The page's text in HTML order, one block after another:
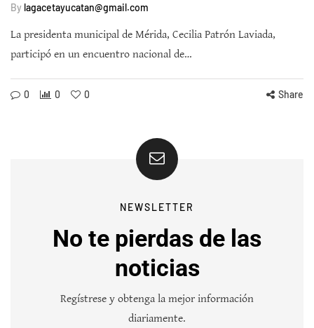
By lagacetayucatan@gmail.com
La presidenta municipal de Mérida, Cecilia Patrón Laviada,
participó en un encuentro nacional de…
0 0 0 Share
NEWSLETTER
No te pierdas de las
noticias
Regístrese y obtenga la mejor información
diariamente.